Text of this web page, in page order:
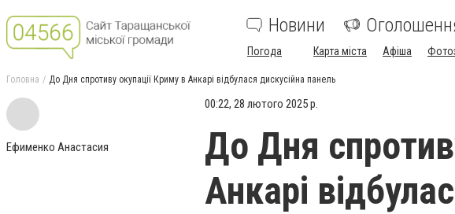
Новини
Погода Карта міста Афіша
Головна До Дня спротиву окупації Криму в Анкарі відбулася дискусійна панель
Ефименко Анастасия
00:22, 28 лютого 2025 р.
До Дня
Анкарі